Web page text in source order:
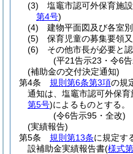
(3)
塩竈市認可外保育施
第4号)
(4)
建物平面図及び各室
(5)
保育児童の募集要領
(6)
その他市長が必要と
(平21告示23・令6
(補助金の交付決定通知)
第4条
規則第6条第3項の規
通知は、塩竈市認可外保
第5号)によるものとする。
(令6告示95・全改)
(実績報告)
第5条
規則第13条に規定す
設補助金実績報告書(様式